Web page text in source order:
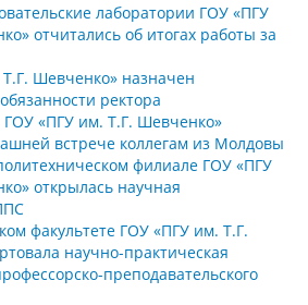
лаборатории ГОУ «ПГУ
отчитались об итогах работы за
Шевченко» назначен
ректора
ГОУ «ПГУ им. Т.Г. Шевченко»
встрече коллегам из Молдовы
филиале ГОУ «ПГУ
открылась научная
факультете ГОУ «ПГУ им. Т.Г.
научно-практическая
преподавательского